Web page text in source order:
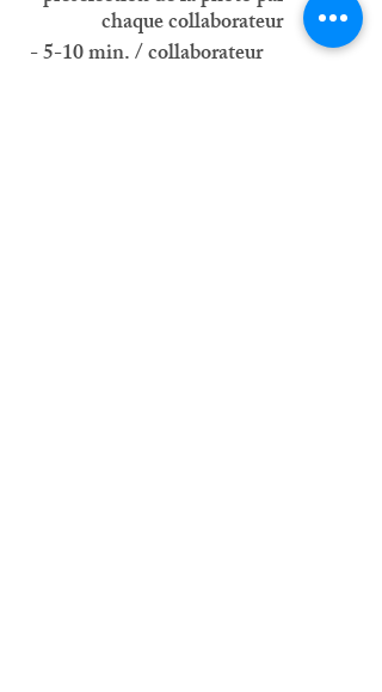
chaque collaborateur
- 5-10 min. / collaborateur